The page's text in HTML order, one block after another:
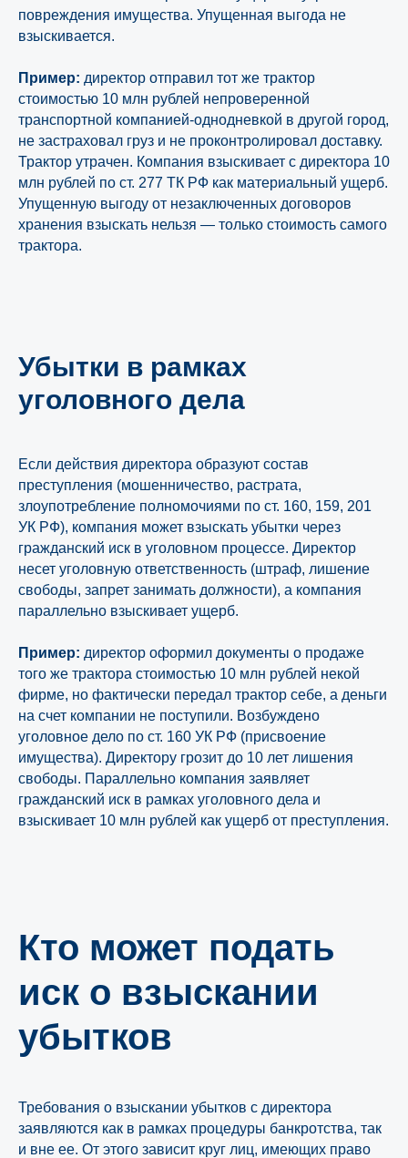
повреждения имущества. Упущенная выгода не
взыскивается.
Пример: директор отправил тот же трактор
стоимостью 10 млн рублей непроверенной
транспортной компанией-однодневкой в другой город,
не застраховал груз и не проконтролировал доставку.
Трактор утрачен. Компания взыскивает с директора 10
млн рублей по ст. 277 ТК РФ как материальный ущерб.
Упущенную выгоду от незаключенных договоров
хранения взыскать нельзя — только стоимость самого
трактора.
Убытки в рамках
уголовного дела
Если действия директора образуют состав
преступления (мошенничество, растрата,
злоупотребление полномочиями по ст. 160, 159, 201
УК РФ), компания может взыскать убытки через
гражданский иск в уголовном процессе. Директор
несет уголовную ответственность (штраф, лишение
свободы, запрет занимать должности), а компания
параллельно взыскивает ущерб.
Пример: директор оформил документы о продаже
того же трактора стоимостью 10 млн рублей некой
фирме, но фактически передал трактор себе, а деньги
на счет компании не поступили. Возбуждено
уголовное дело по ст. 160 УК РФ (присвоение
имущества). Директору грозит до 10 лет лишения
свободы. Параллельно компания заявляет
гражданский иск в рамках уголовного дела и
взыскивает 10 млн рублей как ущерб от преступления.
Кто может подать
иск о взыскании
убытков
Требования о взыскании убытков с директора
заявляются как в рамках процедуры банкротства, так
и вне ее. От этого зависит круг лиц, имеющих право